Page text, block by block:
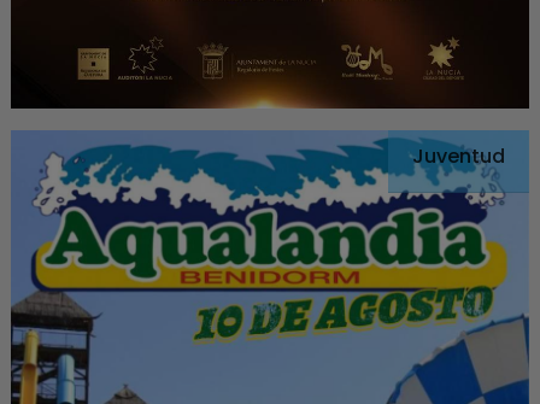
Juventud